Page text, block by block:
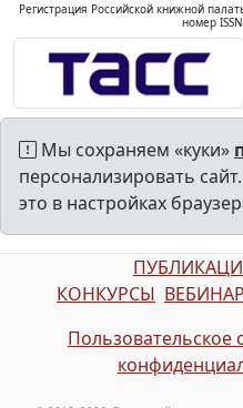
Регистрация Российской книжной
номер
Мы сохраняем «куки»
персонализировать
это в настройках
КОНКУРСЫ
Пользовательское